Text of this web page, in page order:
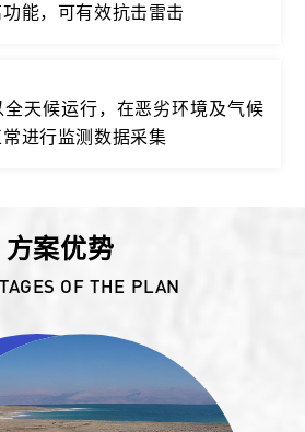
能，可有效抗击雷击
全天候运行，在恶劣环境及气候
进行监测数据采集
方案优势
OF THE PLAN